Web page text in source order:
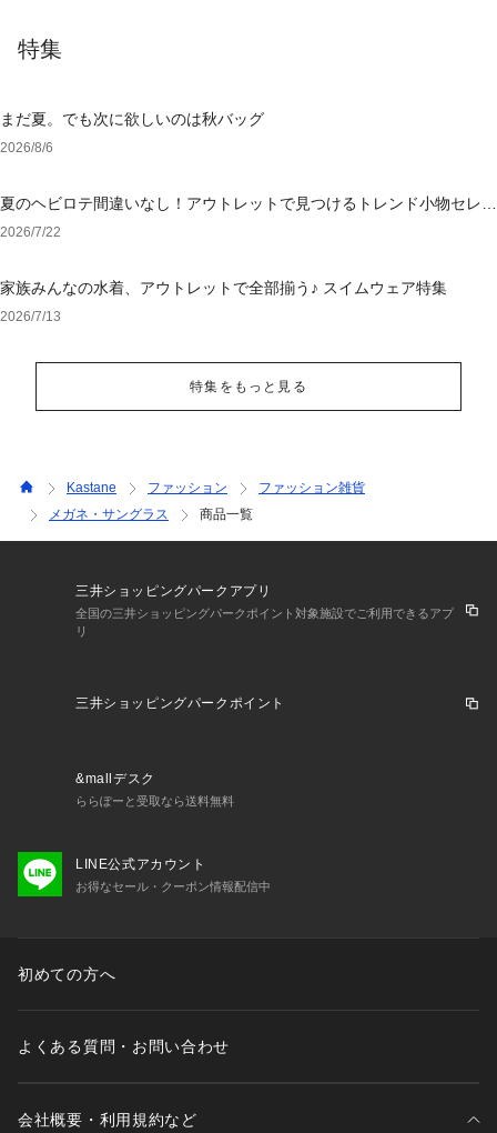
特集
まだ夏。でも次に欲しいのは秋バッグ
2026/8/6
夏のヘビロテ間違いなし！アウトレットで見つけるトレンド小物セレク
ション
2026/7/22
家族みんなの水着、アウトレットで全部揃う♪ スイムウェア特集
2026/7/13
特集をもっと見る
Kastane ファッション
ファッション雑貨
メガネ・サングラス
商品一覧
三井ショッピングパークアプリ
全国の三井ショッピングパークポイント対象施設でご利用できるアプ
リ
三井ショッピングパークポイント
&mallデスク
ららぽーと受取なら送料無料
LINE公式アカウント
お得なセール・クーポン情報配信中
初めての方へ
よくある質問・お問い合わせ
会社概要・利用規約など